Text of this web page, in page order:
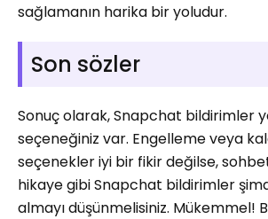
sağlamanın harika bir yoludur.
Son sözler
Sonuç olarak, Snapchat bildirimler
seçeneğiniz var. Engelleme veya
seçenekler iyi bir fikir değilse,
hikaye gibi Snapchat bildirimler
almayı düşünmelisiniz. Mükemmel!